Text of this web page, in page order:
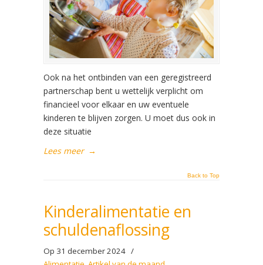
Ook na het ontbinden van een geregistreerd
partnerschap bent u wettelijk verplicht om
financieel voor elkaar en uw eventuele
kinderen te blijven zorgen. U moet dus ook in
deze situatie
Lees meer →
Back to Top
Kinderalimentatie en
schuldenaflossing
Op 31 december 2024 /